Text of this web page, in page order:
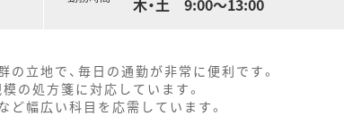
木・土 9:00～13:00
立地で、毎日の通勤が非常に便利です。
の処方箋に対応しています。
ど幅広い科目を応需しています。